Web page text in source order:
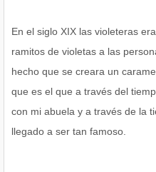
En el siglo XIX las violeteras
ramitos de violetas a las
hecho que se creara un
que es el que a través del
con mi abuela y a través de la
llegado a ser tan famoso.